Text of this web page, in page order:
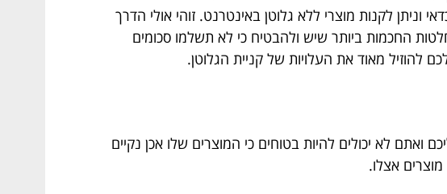
וניתן לקנות מוצרי ללא גלוטן באינטרנט. זוהי אולי הדרך
החכמות ביותר שיש ולהבטיח כי לא תשלמו סכומים
להוזיל מאוד את העלויות של קניית הגלוטן.
לא יכולים להיות בטוחים כי המוצרים שלו אכן נקיים
אצלו.